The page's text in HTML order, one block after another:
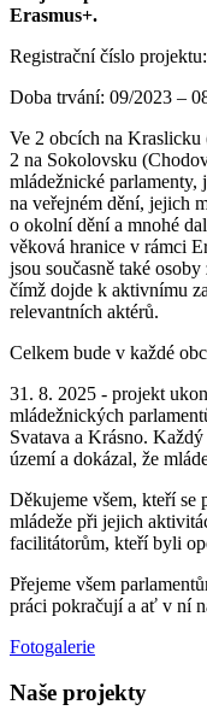
Erasmus+.
Registrační číslo
Doba trvání: 09/2023 –
Ve 2 obcích na
2 na Sokolovsku
mládežnické
na veřejném dění, jejich
o okolní dění a mnohé
věková hranice v rámci
jsou současně také
čímž dojde k aktivnímu
relevantních aktérů.
Celkem bude v každé
31. 8. 2025 - projekt
mládežnických
Svatava a Krásno.
území a dokázal, že
Děkujeme všem, kteří se
mládeže při jejich
facilitátorům, kteří byli
Přejeme všem
práci pokračují a ať v ní
Fotogalerie
Naše projekty